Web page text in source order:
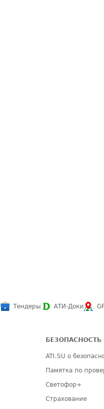
Тендеры АТИ-Доки
БЕЗОПАСНОСТЬ
ATI.SU о
Памятка по
Светофор+
Страхование